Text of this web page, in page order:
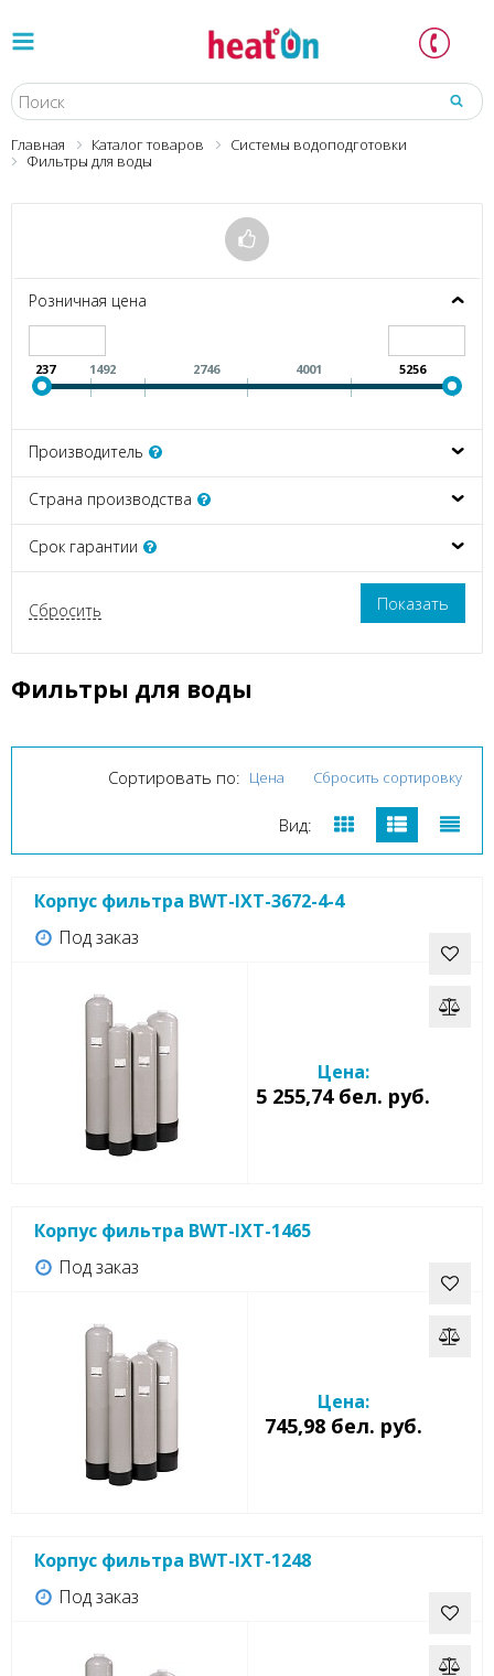
Главная Каталог товаров
Системы водоподготовки
Фильтры для воды
Розничная цена
237 1492 2746 4001 5256
Производитель
Страна производства
Срок гарантии
Фильтры для воды
Сортировать по: Цена Сбросить сортировку
Вид:
Под заказ
Корпус фильтра BWT-IXT-3672-4-4
Цена:
5 255,74 бел. руб.
Под заказ
Корпус фильтра BWT-IXT-1465
Цена:
745,98 бел. руб.
Под заказ
Корпус фильтра BWT-IXT-1248